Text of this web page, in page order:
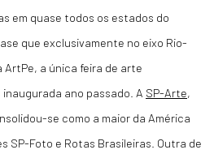
em quase todos os estados do
que exclusivamente no eixo Rio-
ArtPe, a única feira de arte
ano passado. A SP-Arte,
se como a maior da América
SP-Foto e Rotas Brasileiras. Outra de